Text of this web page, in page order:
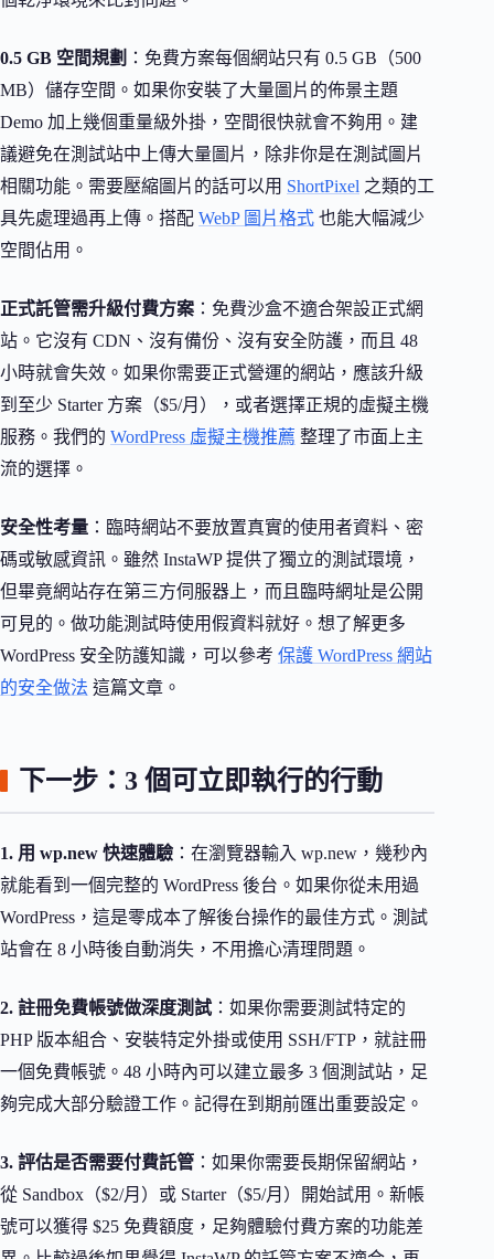
0.5 GB 空間規劃 ：免費方案每個網站只有 0.5 GB（500
MB）儲存空間。如果你安裝了大量圖片的佈景主題
Demo 加上幾個重量級外掛，空間很快就會不夠用。建
議避免在測試站中上傳大量圖片，除非你是在測試圖片
相關功能。需要壓縮圖片的話可以用 ShortPixel 之類的工
具先處理過再上傳。搭配 WebP 圖片格式 也能大幅減少
空間佔用。
正式託管需升級付費方案 ：免費沙盒不適合架設正式網
站。它沒有 CDN、沒有備份、沒有安全防護，而且 48
小時就會失效。如果你需要正式營運的網站，應該升級
到至少 Starter 方案（$5/月），或者選擇正規的虛擬主機
服務。我們的 WordPress 虛擬主機推薦 整理了市面上主
流的選擇。
安全性考量 ：臨時網站不要放置真實的使用者資料、密
碼或敏感資訊。雖然 InstaWP 提供了獨立的測試環境，
但畢竟網站存在第三方伺服器上，而且臨時網址是公開
可見的。做功能測試時使用假資料就好。想了解更多
WordPress 安全防護知識，可以參考 保護 WordPress 網站
的安全做法 這篇文章。
下一步：3 個可立即執行的行動
1. 用 wp.new 快速體驗 ：在瀏覽器輸入 wp.new，幾秒內
就能看到一個完整的 WordPress 後台。如果你從未用過
WordPress，這是零成本了解後台操作的最佳方式。測試
站會在 8 小時後自動消失，不用擔心清理問題。
2. 註冊免費帳號做深度測試 ：如果你需要測試特定的
PHP 版本組合、安裝特定外掛或使用 SSH/FTP，就註冊
一個免費帳號。48 小時內可以建立最多 3 個測試站，足
夠完成大部分驗證工作。記得在到期前匯出重要設定。
3. 評估是否需要付費託管 ：如果你需要長期保留網站，
從 Sandbox（$2/月）或 Starter（$5/月）開始試用。新帳
號可以獲得 $25 免費額度，足夠體驗付費方案的功能差